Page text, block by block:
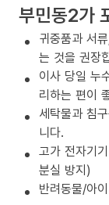
부민동2가
귀중품과 서
는 것을 권장
이사 당일 누
리하는 편이
세탁물과 침
니다.
고가 전자기
분실 방지)
반려동물/아